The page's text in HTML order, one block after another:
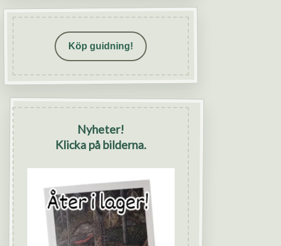
Köp guidning!
Nyheter!
Klicka på bilderna.